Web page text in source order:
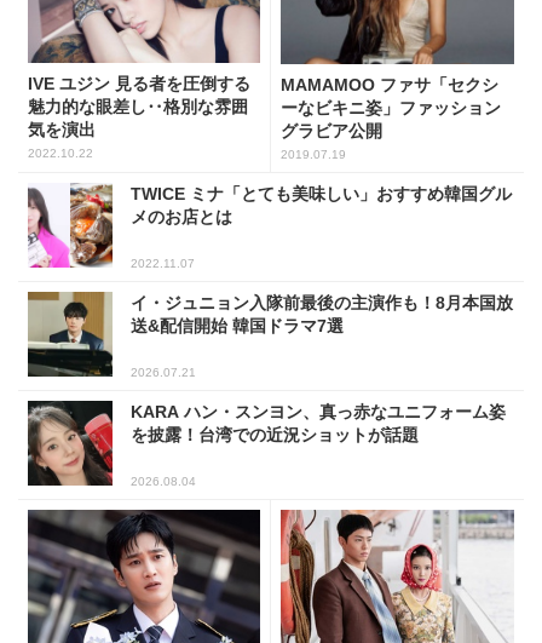
IVE ユジン 見る者を圧倒する
魅力的な眼差し‥格別な雰囲
気を演出
2022.10.22
MAMAMOO ファサ「セクシ
ーなビキニ姿」ファッション
グラビア公開
2019.07.19
TWICE ミナ「とても美味しい」おすすめ韓国グル
メのお店とは
2022.11.07
イ・ジュニョン入隊前最後の主演作も！8月本国放
送&配信開始 韓国ドラマ7選
2026.07.21
KARA ハン・スンヨン、真っ赤なユニフォーム姿
を披露！台湾での近況ショットが話題
2026.08.04